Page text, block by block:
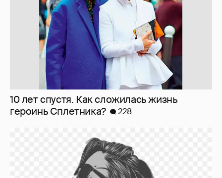
10 лет спустя. Как сложилась жизнь
героинь Сплетника?
228